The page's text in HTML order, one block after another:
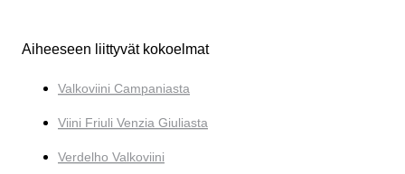
Aiheeseen liittyvät kokoelmat
Valkoviini Campaniasta
Viini Friuli Venzia Giuliasta
Verdelho Valkoviini